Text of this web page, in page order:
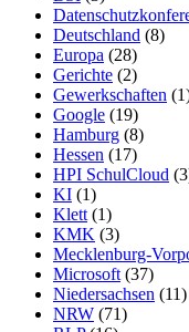
Deutschland (8)
Europa (28)
Gerichte (2)
Gewerkschaften
Google (19)
Hamburg (8)
Hessen (17)
HPI SchulCloud
KI (1)
Klett (1)
KMK (3)
Mecklenburg-
Microsoft (37)
Niedersachsen (11)
NRW (71)